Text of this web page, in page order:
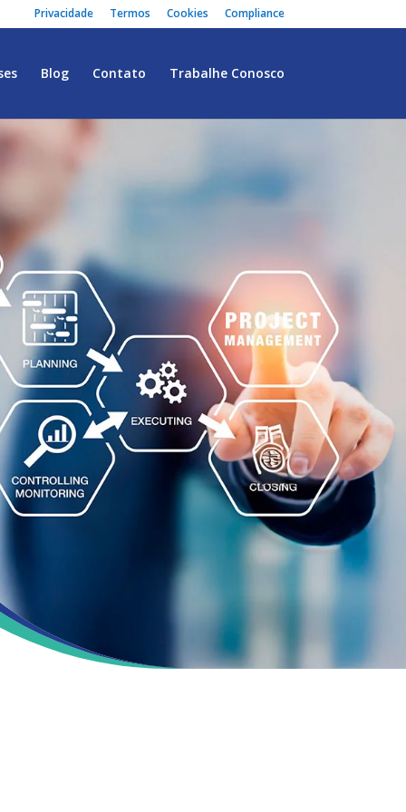
Privacidade Termos Cookies Compliance
Blog Contato Trabalhe Conosco